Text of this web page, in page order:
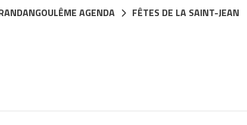
AGENDA FÊTES DE LA SAINT-JEAN